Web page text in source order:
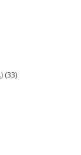
(33)